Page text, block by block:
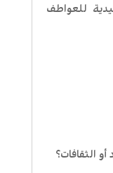
للعواطف
الثقافات؟